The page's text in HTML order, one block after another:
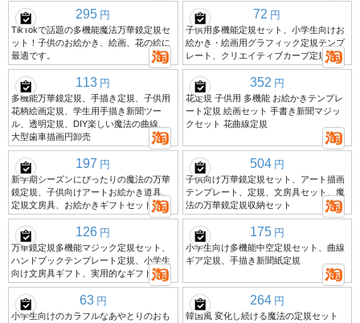
295 円
TikTokで話題の多機能魔法万華鏡定規セ
ット！子供のお絵かき、絵画、花の絵に
最適です。
72 円
子供用多機能定規セット、小学生向けお
絵かき・絵画用グラフィック定規テンプ
レート、クリエイティブカーブ定規
113 円
多機能万華鏡定規、手描き定規、子供用
花柄絵画定規、学生用手描き新聞ツー
ル、透明定規、DIY楽しい魔法の曲線、
大型歯車描画円卸売
352 円
花定規 子供用 多機能 お絵かきテンプレ
ート定規 絵画セット 手書き新聞マジッ
クセット 花曲線定規
197 円
新学期シーズンにぴったりの魔法の万華
鏡定規、子供向けアートお絵かき道具、
定規文房具、お絵かきギフトセット
504 円
子供向け万華鏡定規セット、アート描画
テンプレート、定規、文房具セット、魔
法の万華鏡定規収納セット
126 円
万華鏡定規多機能マジック定規セット、
ハンドブックテンプレート定規、小学生
向け文房具ギフト、実用的なギフト
175 円
小学生向け多機能中空定規セット、曲線
ギア定規、手描き新聞紙定規
63 円
小学生向けのカラフルなあやとりのおも
264 円
韓国風 変化し続ける魔法の定規セット